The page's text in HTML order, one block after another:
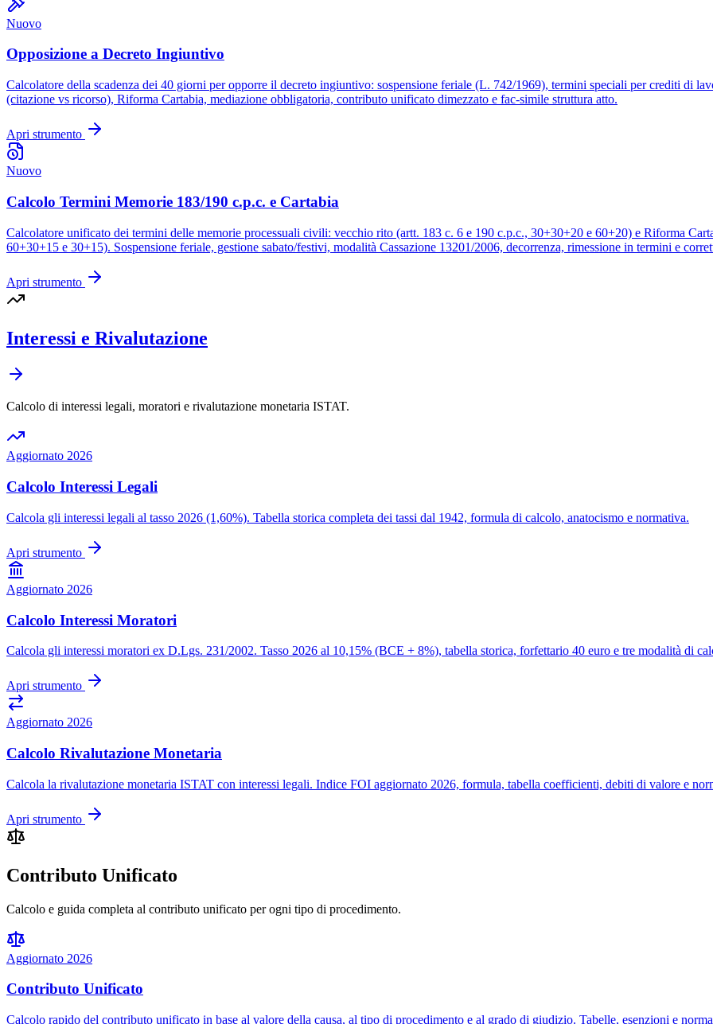
Nuovo
Opposizione a Decreto Ingiuntivo
Calcolatore della scadenza dei 40 giorni per opporre il decreto ingiuntivo: sospensione feriale (L. 742/1969), termini speciali per crediti di
(citazione vs ricorso), Riforma Cartabia, mediazione obbligatoria, contributo unificato dimezzato e fac-simile struttura atto.
Apri strumento
Nuovo
Calcolo Termini Memorie 183/190 c.p.c. e Cartabia
Calcolatore unificato dei termini delle memorie processuali civili: vecchio rito (artt. 183 c. 6 e 190 c.p.c., 30+30+20 e 60+20) e Riforma
60+30+15 e 30+15). Sospensione feriale, gestione sabato/festivi, modalità Cassazione 13201/2006, decorrenza, rimessione in termini e
Apri strumento
Interessi e Rivalutazione
Calcolo di interessi legali, moratori e rivalutazione monetaria ISTAT.
Aggiornato 2026
Calcolo Interessi Legali
Calcola gli interessi legali al tasso 2026 (1,60%). Tabella storica completa dei tassi dal 1942, formula di calcolo, anatocismo e normativa.
Apri strumento
Aggiornato 2026
Calcolo Interessi Moratori
Calcola gli interessi moratori ex D.Lgs. 231/2002. Tasso 2026 al 10,15% (BCE + 8%), tabella storica, forfettario 40 euro e tre modalità di
Apri strumento
Aggiornato 2026
Calcolo Rivalutazione Monetaria
Calcola la rivalutazione monetaria ISTAT con interessi legali. Indice FOI aggiornato 2026, formula, tabella coefficienti, debiti di valore e
Apri strumento
Contributo Unificato
Calcolo e guida completa al contributo unificato per ogni tipo di procedimento.
Aggiornato 2026
Contributo Unificato
Calcolo rapido del contributo unificato in base al valore della causa, al tipo di procedimento e al grado di giudizio. Tabelle, esenzioni e